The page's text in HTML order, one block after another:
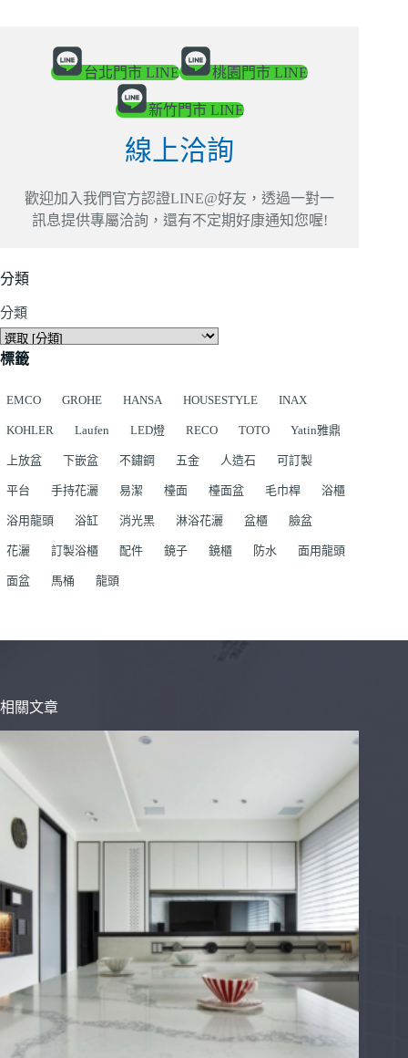
台北門市 LINE 桃園門市 LINE
新竹門市 LINE
線上洽詢
歡迎加入我們官方認證LINE@好友，透過一對一
訊息提供專屬洽詢，還有不定期好康通知您喔!
分類
分類
標籤
EMCO GROHE HANSA HOUSESTYLE INAX
KOHLER Laufen LED燈 RECO TOTO Yatin雅鼎
上放盆 下嵌盆 不鏽鋼 五金 人造石 可訂製
平台 手持花灑 易潔 檯面 檯面盆 毛巾桿 浴櫃
浴用龍頭 浴缸 消光黑 淋浴花灑 盆櫃 臉盆
花灑 訂製浴櫃 配件 鏡子 鏡櫃 防水 面用龍頭
面盆 馬桶 龍頭
相關文章